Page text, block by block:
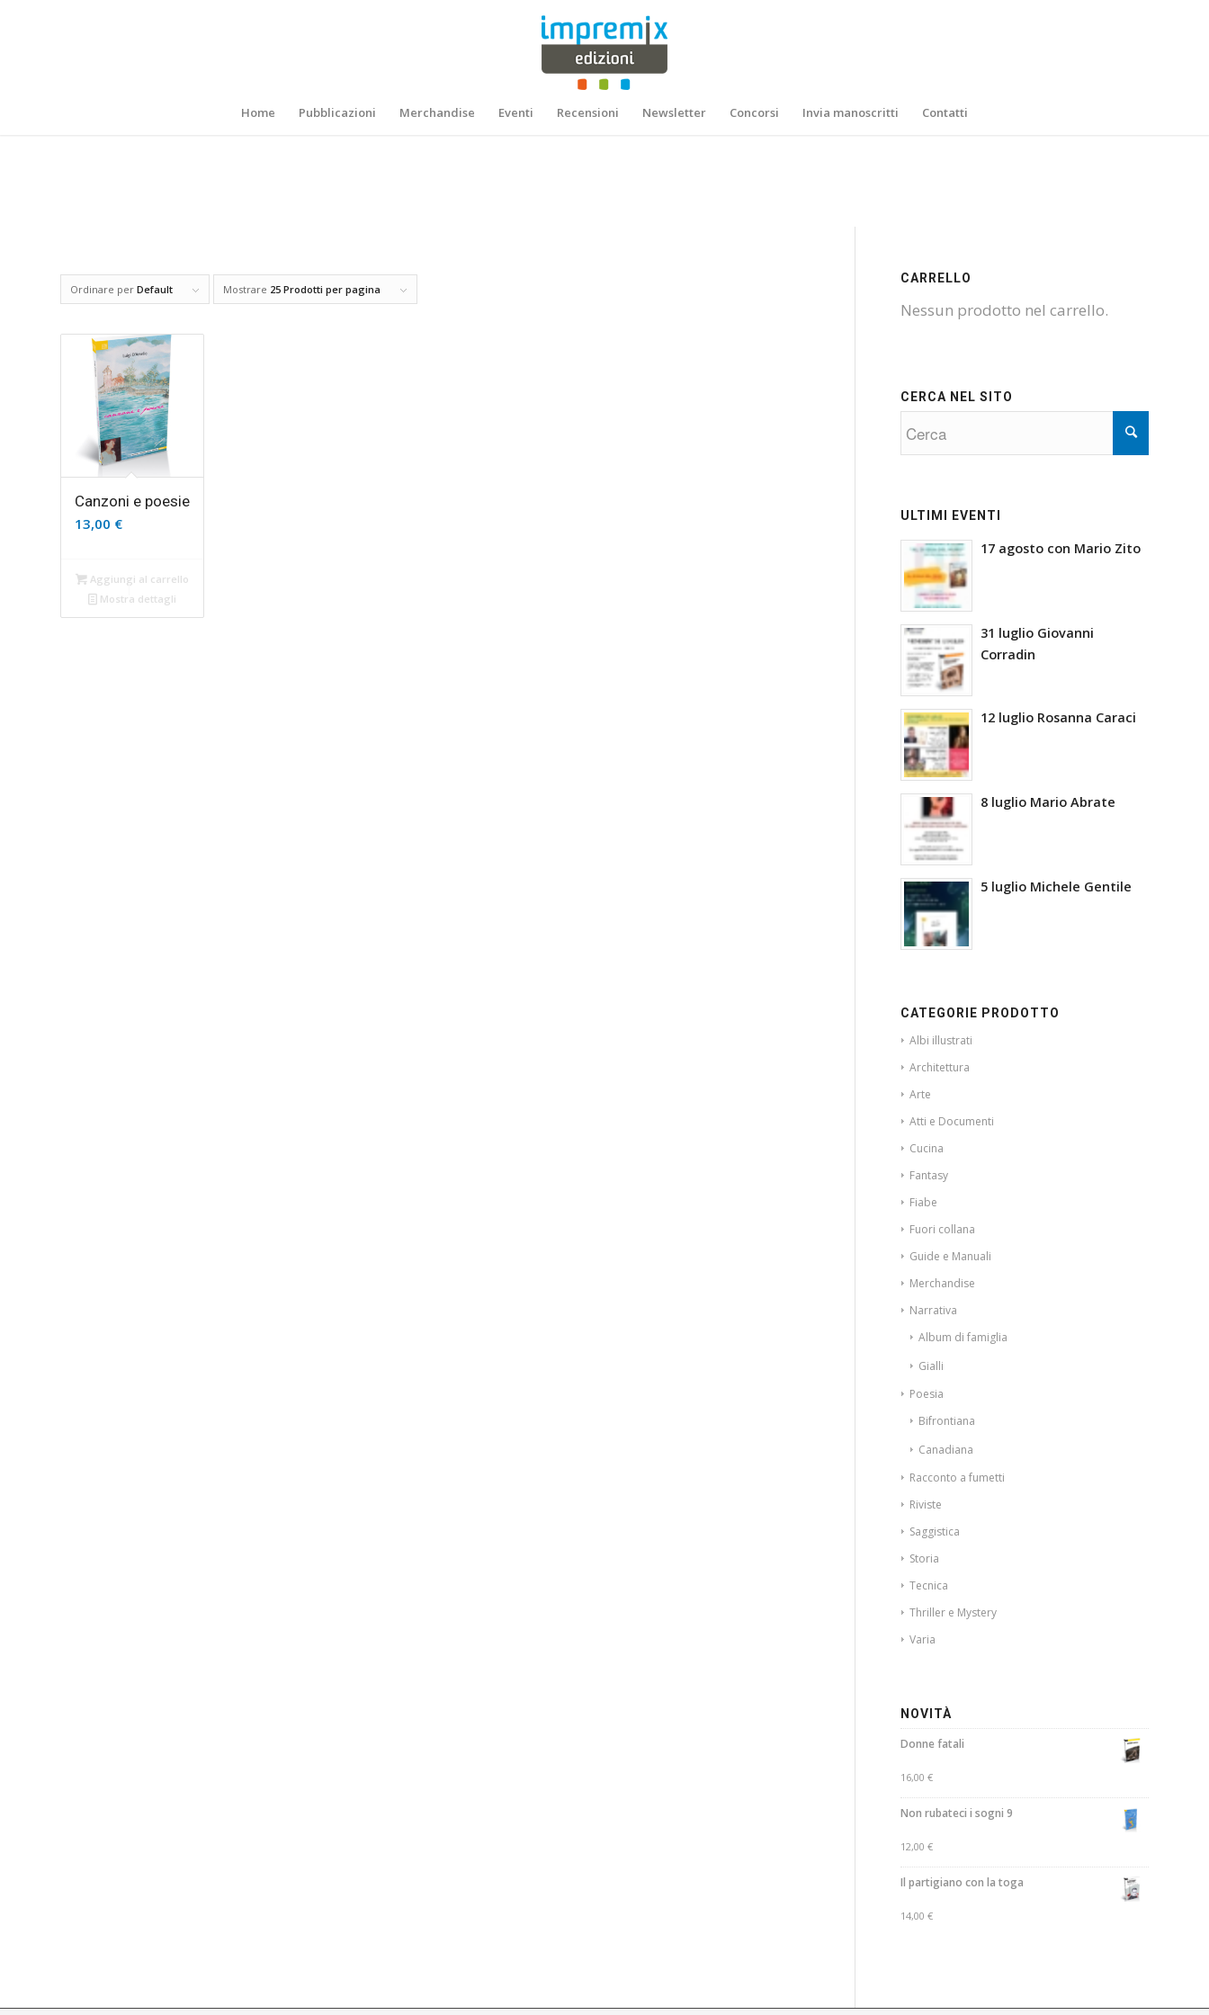
Home Pubblicazioni Merchandise Eventi Recensioni Newsletter Concorsi Invia manoscritti Contatti
Ordinare per Default Mostrare 25 Prodotti per pagina
Canzoni e poesie
13,00 €
Aggiungi al carrello
Mostra dettagli
CARRELLO
Nessun prodotto nel carrello.
CERCA NEL SITO
ULTIMI EVENTI
17 agosto con Mario Zito
31 luglio Giovanni
Corradin
12 luglio Rosanna Caraci
8 luglio Mario Abrate
5 luglio Michele Gentile
CATEGORIE PRODOTTO
Albi illustrati
Architettura
Arte
Atti e Documenti
Cucina
Fantasy
Fiabe
Fuori collana
Guide e Manuali
Merchandise
Narrativa
Album di famiglia
Gialli
Poesia
Bifrontiana
Canadiana
Racconto a fumetti
Riviste
Saggistica
Storia
Tecnica
Thriller e Mystery
Varia
NOVITÀ
Donne fatali
16,00€
Non rubateci i sogni 9
12,00€
Il partigiano con la toga
14,00€